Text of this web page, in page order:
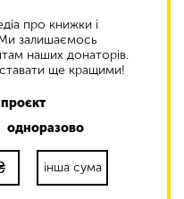
про книжки і
Ми залишаємось
наших донаторів.
ще кращими!
одноразово
інша сума